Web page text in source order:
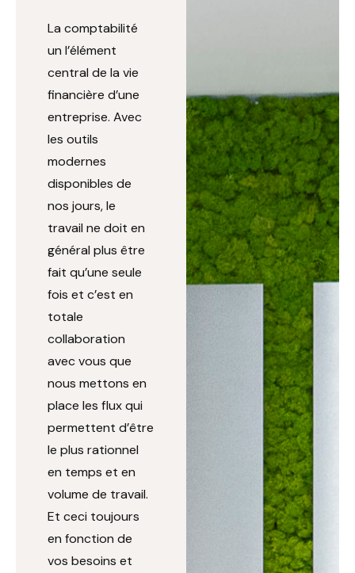
La comptabilité
un l’élément
central de la vie
financière d’une
entreprise. Avec
les outils
modernes
disponibles de
nos jours, le
travail ne doit en
général plus être
fait qu’une seule
fois et c’est en
totale
collaboration
avec vous que
nous mettons en
place les flux qui
permettent d’être
le plus rationnel
en temps et en
volume de travail.
Et ceci toujours
en fonction de
vos besoins et